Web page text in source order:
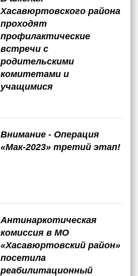
Хасавюртовского района
проходят
профилактические
встречи с
родительскими
комитетами и
учащимися
Внимание - Операция
«Мак-2023» третий этап!
Антинаркотическая
комиссия в МО
«Хасавюртовский район»
посетила
реабилитационный